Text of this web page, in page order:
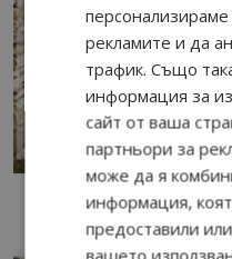
рекламите и да
трафик. Също
информация за
сайт от ваша
партньори за
може да я
информация,
предоставили
вашето